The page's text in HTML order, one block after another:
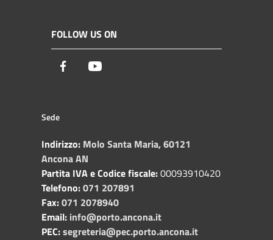
FOLLOW US ON
Facebook
Sede
Indirizzo: Molo Santa Maria, 60121
Ancona AN
Partita IVA e Codice fiscale:00093910420
Telefono:071 207891
Fax:071 2078940
Email: info@porto.ancona.it
PEC:segreteria@pec.porto.ancona.it